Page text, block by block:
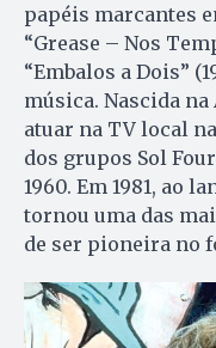
papéis marcantes
“Grease – Nos
“Embalos a Dois”
música. Nascida
atuar na TV local
dos grupos Sol
1960. Em 1981, ao
tornou uma das
de ser pioneira no